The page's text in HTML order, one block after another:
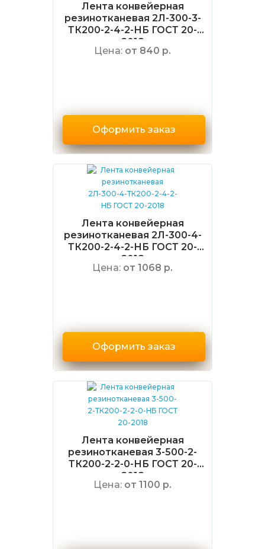
Лента конвейерная
резинотканевая 2Л-300-3-
ТК200-2-4-2-НБ ГОСТ 20-
2018
Цена: от 840 р.
Оформить заказ
Лента конвейерная
резинотканевая 2Л-300-4-
ТК200-2-4-2-НБ ГОСТ 20-
2018
Цена: от 1068 р.
Оформить заказ
Лента конвейерная
резинотканевая 3-500-2-
ТК200-2-2-0-НБ ГОСТ 20-
2018
Цена: от 1100 р.